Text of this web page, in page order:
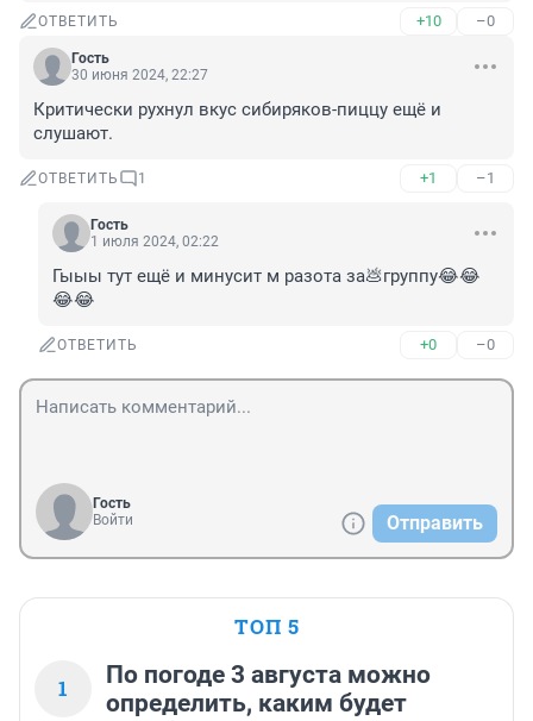
ОТВЕТИТЬ +10 –0
Гость
30 июня 2024, 22:27
Критически рухнул вкус сибиряков-пиццу ещё и
слушают.
ОТВЕТИТЬ 1 +1 –1
Гость
1 июля 2024, 02:22
Гыыы тут ещё и минусит м разота за💩группу😂😂
😂😂
ОТВЕТИТЬ +0 –0
Гость
Войти
Отправить
ТОП 5
1
По погоде 3 августа можно
определить, каким будет